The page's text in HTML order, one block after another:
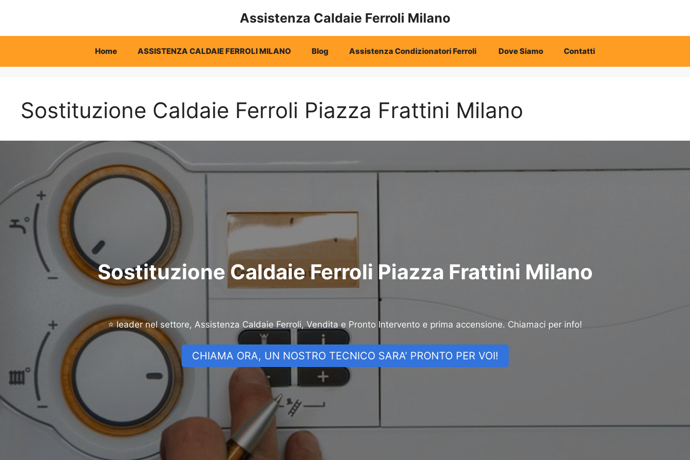
Assistenza Caldaie Ferroli Milano
Home ASSISTENZA CALDAIE FERROLI MILANO Blog Assistenza Condizionatori Ferroli Dove Siamo Contatti
Sostituzione Caldaie Ferroli Piazza Frattini Milano
Sostituzione Caldaie Ferroli Piazza Frattini Milano
⭐ leader nel settore, Assistenza Caldaie Ferroli, Vendita e Pronto Intervento e prima accensione. Chiamaci per info!
CHIAMA ORA, UN NOSTRO TECNICO SARA’ PRONTO PER VOI!